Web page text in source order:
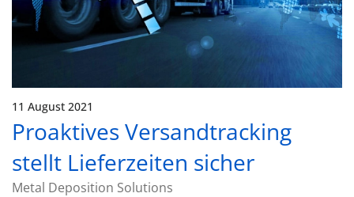
11 August 2021
Proaktives Versandtracking
stellt Lieferzeiten sicher
Metal Deposition Solutions